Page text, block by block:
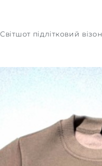
Світшот підлітковий візон